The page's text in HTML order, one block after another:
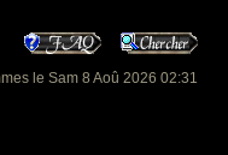
le Sam 8 Aoû 2026 02:31